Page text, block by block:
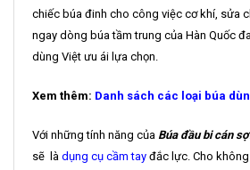
chiếc búa đinh cho công việc cơ khí, sửa
ngay dòng búa tầm trung của Hàn Quốc
dùng Việt ưu ái lựa chọn.
Xem thêm: Danh sách các loại búa
Với những tính năng của Búa đầu bi cán
sẽ là dụng cụ cầm tay đắc lực. Cho